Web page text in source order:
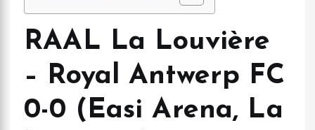
RAAL La Louvière
– Royal Antwerp FC
0-0 (Easi Arena, La